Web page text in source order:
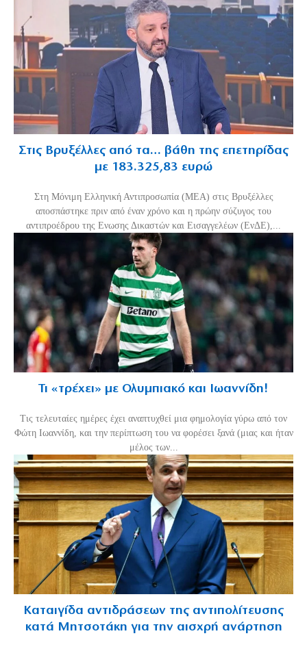
Στις Βρυξέλλες από τα… βάθη της επετηρίδας
με 183.325,83 ευρώ
Στη Μόνιμη Ελληνική Αντιπροσωπία (ΜΕΑ) στις Βρυξέλλες
αποσπάστηκε πριν από έναν χρόνο και η πρώην σύζυγος του
αντιπροέδρου της Ενωσης Δικαστών και Εισαγγελέων (ΕνΔΕ),...
Τι «τρέχει» με Ολυμπιακό και Ιωαννίδη!
Τις τελευταίες ημέρες έχει αναπτυχθεί μια φημολογία γύρω από τον
Φώτη Ιωαννίδη, και την περίπτωση του να φορέσει ξανά (μιας και ήταν
μέλος των...
Καταιγίδα αντιδράσεων της αντιπολίτευσης
κατά Μητσοτάκη για την αισχρή ανάρτηση